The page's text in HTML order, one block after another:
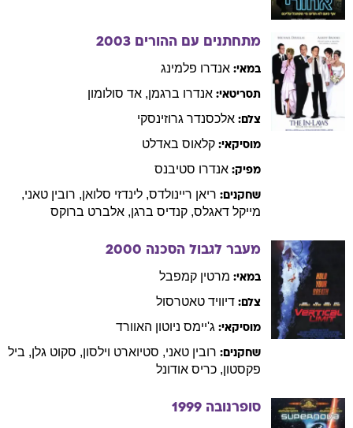
מתחתנים עם ההורים 2003
במאי: אנדרו פלמינג
תסריטאי: אנדרו ברגמן, אד סולומון
צלם: אלכסנדר גרוזינסקי
מוסיקאי: קלאוס באדלט
מפיק: אנדרו סטיבנס
שחקנים: ריאן ריינולדס, לינדזי סלואן, רובין טאני,
מייקל דאגלס, קנדיס ברגן, אלברט ברוקס
מעבר לגבול הסכנה 2000
במאי: מרטין קמפבל
צלם: דיוויד טאטרסול
מוסיקאי: ג'יימס ניוטון האוורד
שחקנים: רובין טאני, סטיוארט וילסון, סקוט גלן, ביל
פקסטון, כריס אודונל
סופרנובה 1999